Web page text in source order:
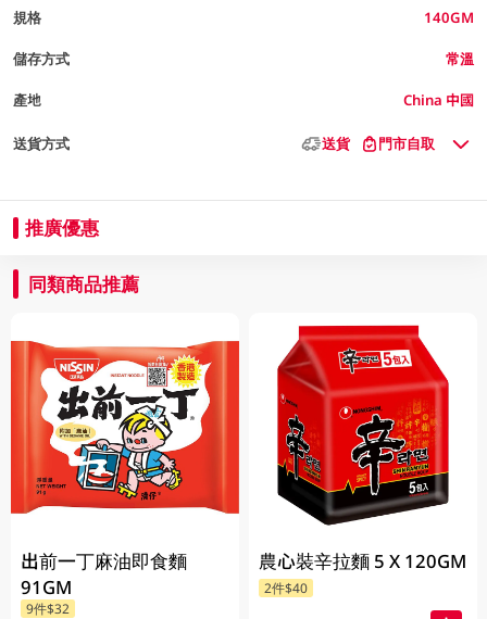
規格 140GM
儲存方式 常溫
產地 China 中國
送貨方式 送貨 門市自取
推廣優惠
同類商品推薦
出前一丁麻油即食麵
91GM
9件$32
農心裝辛拉麵 5 X 120GM
2件$40